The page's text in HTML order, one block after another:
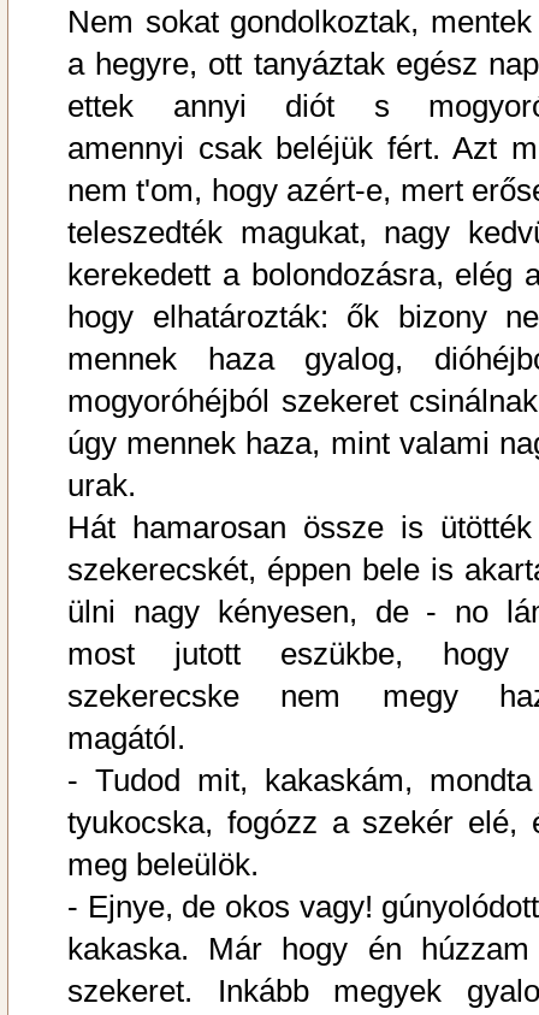
Nem sokat gondolkoztak,
a hegyre, ott tanyáztak egész
ettek annyi diót s
amennyi csak beléjük fért. Azt
nem t'om, hogy azért-e, mert
teleszedték magukat, nagy
kerekedett a bolondozásra, elég
hogy elhatározták: ők bizony
mennek haza gyalog,
mogyoróhéjból szekeret
úgy mennek haza, mint valami
urak.
Hát hamarosan össze is
szekerecskét, éppen bele is
ülni nagy kényesen, de - no
most jutott eszükbe, hogy
szekerecske nem megy
magától.
- Tudod mit, kakaskám,
tyukocska, fogózz a szekér elé,
meg beleülök.
- Ejnye, de okos vagy!
kakaska. Már hogy én
szekeret. Inkább megyek